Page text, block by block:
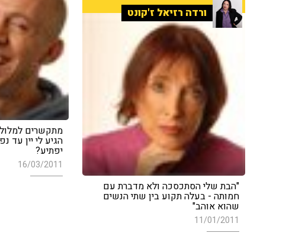
מתקשרים
הגיע לי יין עד
יפתיע?
16/03/2011
ורדה רזיאל ז'קונט
"הבת שלי הסתכסכה ולא מדברת עם
חמותה - בעלה תקוע בין שתי הנשים
שהוא אוהב"
11/01/2011